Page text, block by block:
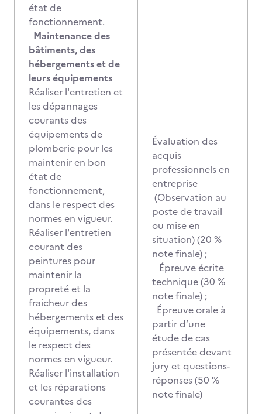
état de
fonctionnement.
Maintenance des
bâtiments, des
hébergements et de
leurs équipements
Réaliser l'entretien et
les dépannages
courants des
équipements de
plomberie pour les
maintenir en bon
état de
fonctionnement,
dans le respect des
normes en vigueur.
Réaliser l'entretien
courant des
peintures pour
maintenir la
propreté et la
fraicheur des
hébergements et des
équipements, dans
le respect des
normes en vigueur.
Réaliser l'installation
et les réparations
courantes des
Évaluation des
acquis
professionnels en
entreprise
(Observation au
poste de travail
ou mise en
situation) (20 %
note finale) ;
Épreuve écrite
technique (30 %
note finale) ;
Épreuve orale à
partir d’une
étude de cas
présentée devant
jury et questions-
réponses (50 %
note finale)